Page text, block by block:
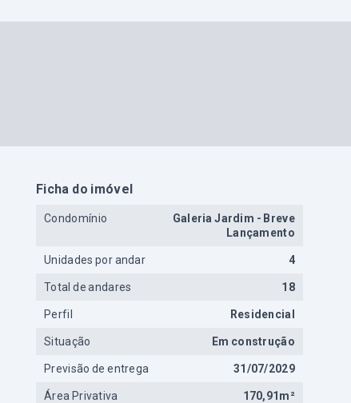
Ficha do imóvel
Condomínio
Galeria Jardim - Breve
Lançamento
Unidades por andar 4
Total de andares 18
Perfil Residencial
Situação Em construção
Previsão de entrega 31/07/2029
Área Privativa 170,91m²